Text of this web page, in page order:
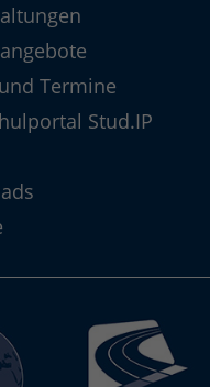
Termine
Stud.IP